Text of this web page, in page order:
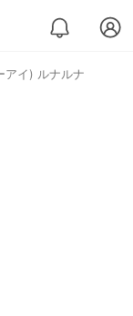
アイ) ルナルナ